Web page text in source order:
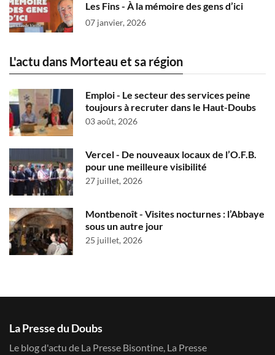
Les Fins - À la mémoire des gens d’ici
07 janvier, 2026
L'actu dans Morteau et sa région
Emploi - Le secteur des services peine
toujours à recruter dans le Haut-Doubs
03 août, 2026
Vercel - De nouveaux locaux de l’O.F.B.
pour une meilleure visibilité
27 juillet, 2026
Montbenoît - Visites nocturnes : l’Abbaye
sous un autre jour
25 juillet, 2026
La Presse du Doubs
Le blog d'actu de La Presse Bisontine, La Presse